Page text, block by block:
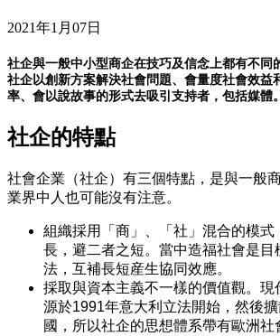
2021年1月07日
社企與一般中小型商企在技巧及信念上都有不同
社企以創新方案解決社會問題、會量度社會效益
率、會以說故事的形式去吸引支持者，包括媒體。
社企的特點
社會企業（社企）有三個特點，是與一般
業界中人也可能沒有注意。
組織採用「商」、「社」混合的模式
長，避二者之短。當中造福社會是目
法，互補長短産生協同效應。
採取與資本主義不一樣的價值觀。現
源於1991年意大利立法開始，然後
國，所以社企的思想體系帶有歐洲社